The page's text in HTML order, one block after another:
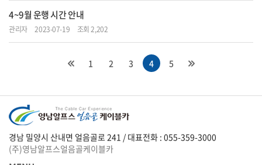
4~9월 운행 시간 안내
관리자 2023-07-19 조회 2,202
1 2 3 4 5
경남 밀양시 산내면 얼음골로 241 / 대표전화 : 055-359-3000
(주)영남알프스얼음골케이블카